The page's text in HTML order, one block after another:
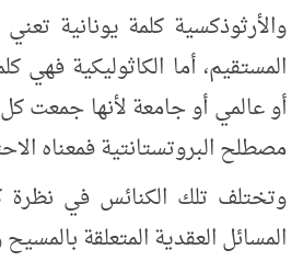
والأرثوذكسية كلمة يونانية
المستقيم، أما الكاثوليكية فهي
أو عالمي أو جامعة لأنها جمعت كل
مصطلح البروتستانتية فمعناه
وتختلف تلك الكنائس في
المسائل العقدية المتعلقة